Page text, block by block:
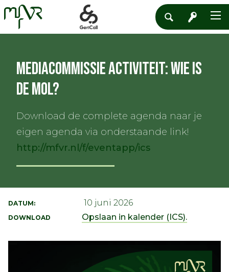
Mediacommissie activiteit: Wie is
de Mol?
Download de complete agenda naar je
eigen agenda via onderstaande link!
http://mfvr.nl/f/eventapp/ics
DATUM: 10 juni 2026
DOWNLOAD Opslaan in kalender (ICS).